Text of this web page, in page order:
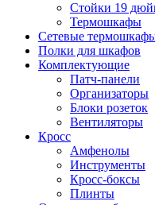
Стойки 19
Термошкафы
Сетевые
Полки для шкафов
Комплектующие
Патч-панели
Организаторы
Блоки розеток
Вентиляторы
Кросс
Амфенолы
Инструменты
Кросс-боксы
Плинты